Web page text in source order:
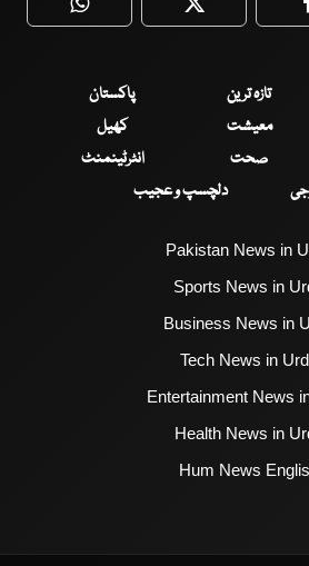
WhatsApp Twitter
تازہ ترین
پاکستان
معیشت
کھیل
صحت
انٹرٹینمنٹ
دلچسپ و عجیب
Pakistan News in
Sports News in
Business News in
Tech News in
Entertainment News
Health News in
Hum News